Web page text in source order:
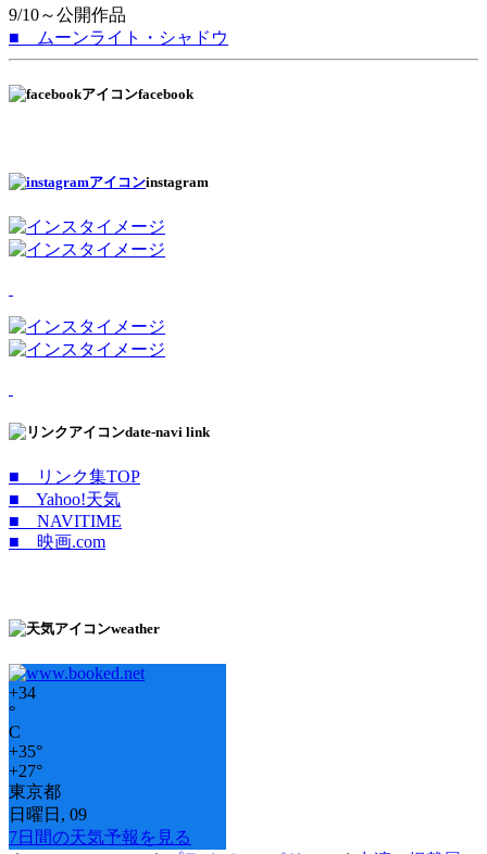
9/10～公開作品
■ ムーンライト・シャドウ
facebook
instagram
date-navi link
■ リンク集TOP
■ Yahoo!天気
■ NAVITIME
■ 映画.com
weather
+34
°
C
+35°
+27°
東京都
日曜日, 09
7日間の天気予報を見る